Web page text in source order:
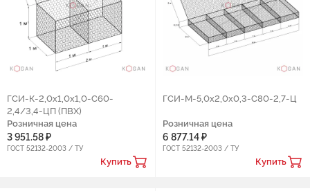
ГCИ-К-2,0х1,0х1,0-С60-
2,4/3,4-ЦП (ПВХ)
Розничная цена
3 951.58 ₽
ГОСТ 52132-2003 / ТУ
Купить
ГСИ-М-5,0х2,0х0,3-С80-2,7-Ц
Розничная цена
6 877.14 ₽
ГОСТ 52132-2003 / ТУ
Купить